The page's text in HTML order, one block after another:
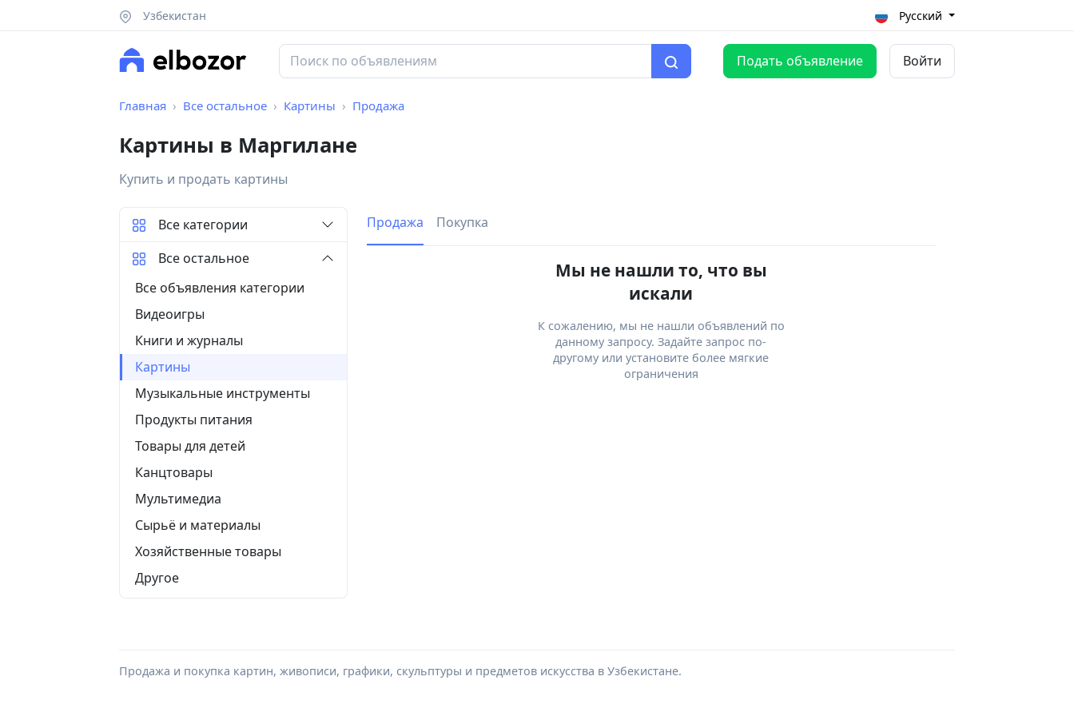
Узбекистан Русский
Подать объявление Войти
Главная Все остальное Картины Продажа
Картины в Маргилане
Купить и продать картины
Продажа Покупка
Мы не нашли то, что вы
искали
К сожалению, мы не нашли объявлений по
данному запросу. Задайте запрос по-
другому или установите более мягкие
ограничения
Все категории
Все остальное
Все объявления категории
Видеоигры
Книги и журналы
Картины
Музыкальные инструменты
Продукты питания
Товары для детей
Канцтовары
Мультимедиа
Сырьё и материалы
Хозяйственные товары
Другое
Продажа и покупка картин, живописи, графики, скульптуры и предметов искусства в Узбекистане.